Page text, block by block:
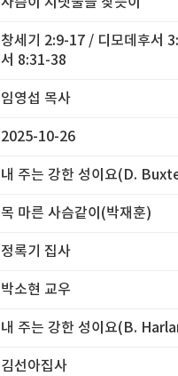
창세기 2:9-17 / 디모데후서
서 8:31-38
임영섭 목사
2025-10-26
내 주는 강한 성이요(D.
목 마른 사슴같이(박재훈)
정록기 집사
박소현 교우
내 주는 강한 성이요(B.
김선아집사